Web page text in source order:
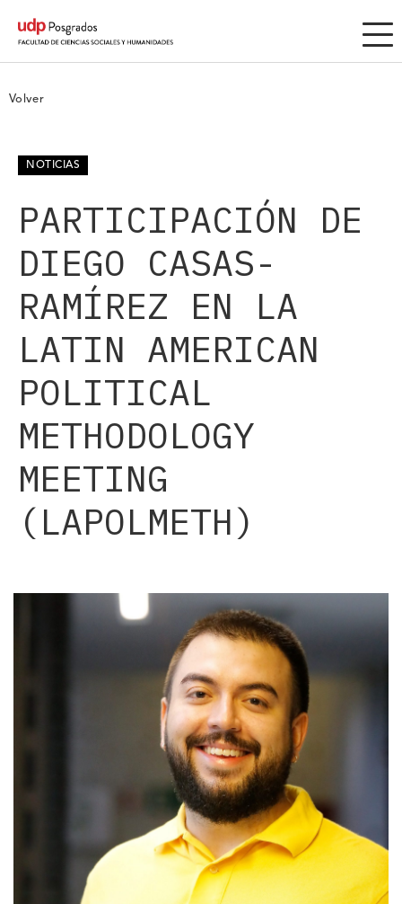
Volver
NOTICIAS
PARTICIPACIÓN DE
DIEGO CASAS-
RAMÍREZ EN LA
LATIN AMERICAN
POLITICAL
METHODOLOGY
MEETING
(LAPOLMETH)